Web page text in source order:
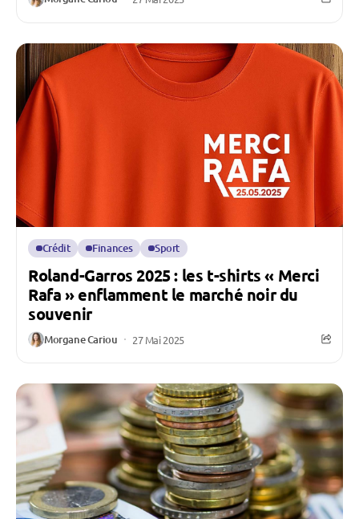
Crédit Finances Sport
Roland-Garros 2025 : les t-shirts « Merci
Rafa » enflamment le marché noir du
souvenir
Morgane Cariou 27 Mai 2025